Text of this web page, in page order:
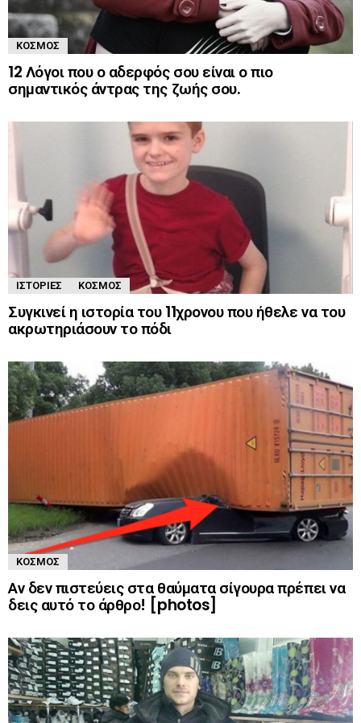
ΚΌΣΜΟΣ
12 Λόγοι που ο αδερφός σου είναι ο πιο
σημαντικός άντρας της ζωής σου.
ΙΣΤΟΡΊΕΣ ΚΌΣΜΟΣ
Συγκινεί η ιστορία του 11χρονου που ήθελε να του
ακρωτηριάσουν το πόδι
ΚΌΣΜΟΣ
Αν δεν πιστεύεις στα θαύματα σίγουρα πρέπει να
δεις αυτό το άρθρο! [photos]